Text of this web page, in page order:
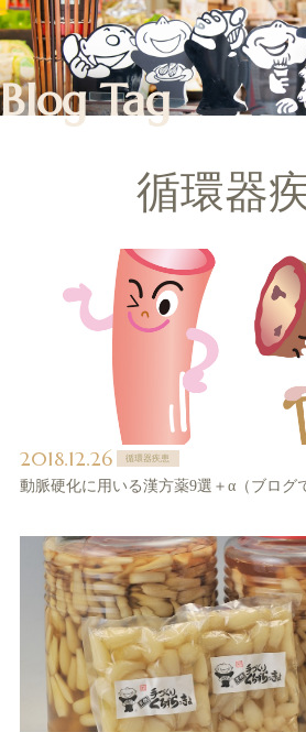
Blog Tag
循環器
2018.12.26 循環器疾患
動脈硬化に用いる漢方薬9選＋α（ブログ